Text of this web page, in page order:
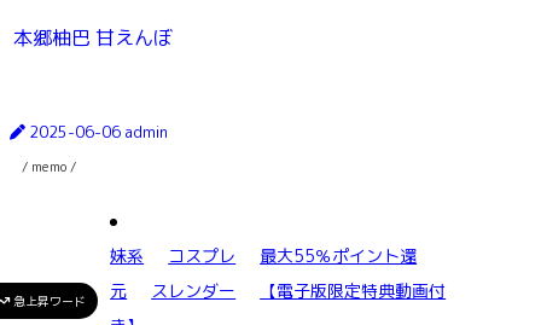
本郷柚巴 甘えんぼ
2025-06-06 admin
/ memo /
急上昇ワード
妹系 コスプレ
最大55％ポイント還
元
スレンダー
【電子版限定特典動画付